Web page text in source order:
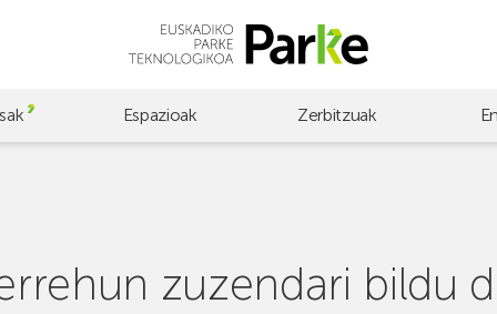
Espazioak Zerbitzuak
zuzendari bildu